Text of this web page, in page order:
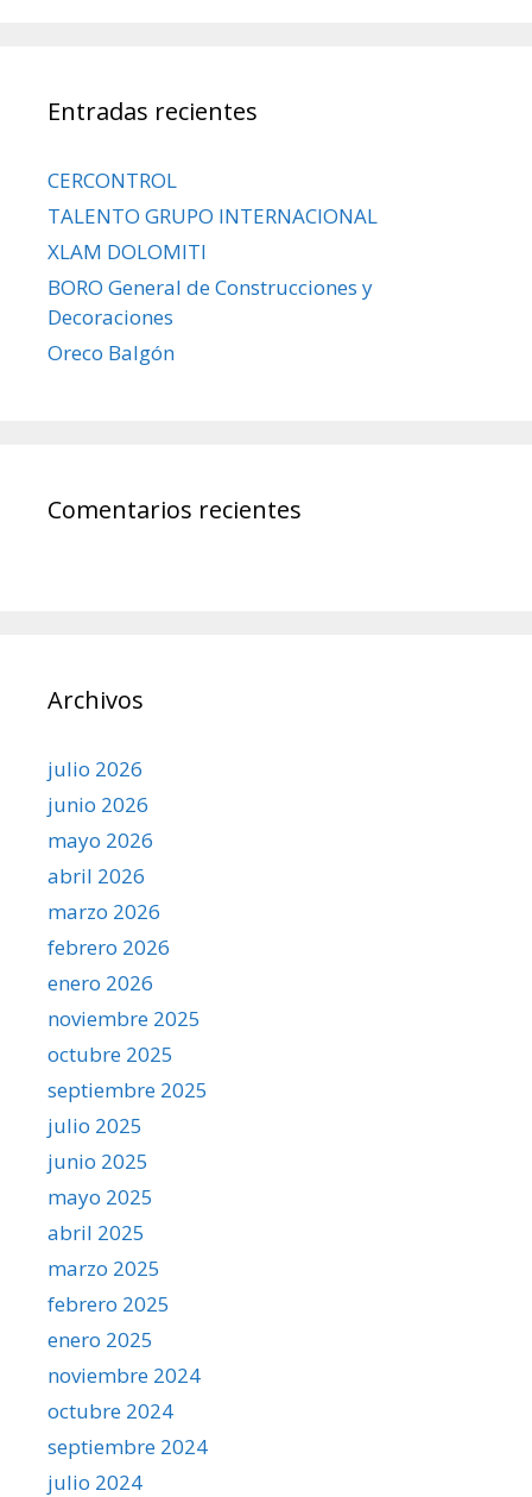
Entradas recientes
CERCONTROL
TALENTO GRUPO INTERNACIONAL
XLAM DOLOMITI
BORO General de Construcciones y
Decoraciones
Oreco Balgón
Comentarios recientes
Archivos
julio 2026
junio 2026
mayo 2026
abril 2026
marzo 2026
febrero 2026
enero 2026
noviembre 2025
octubre 2025
septiembre 2025
julio 2025
junio 2025
mayo 2025
abril 2025
marzo 2025
febrero 2025
enero 2025
noviembre 2024
octubre 2024
septiembre 2024
julio 2024